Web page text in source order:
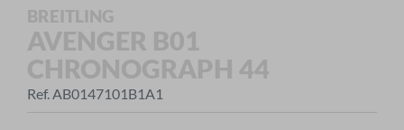
BREITLING
AVENGER B01
CHRONOGRAPH 44
Ref. AB0147101B1A1